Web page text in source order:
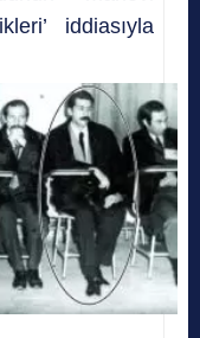
iddiasıyla